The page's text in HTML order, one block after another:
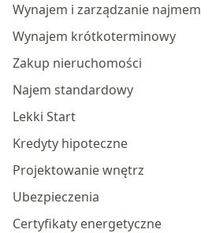
Wynajem i zarządzanie najmem
Wynajem krótkoterminowy
Zakup nieruchomości
Najem standardowy
Lekki Start
Kredyty hipoteczne
Projektowanie wnętrz
Ubezpieczenia
Certyfikaty energetyczne